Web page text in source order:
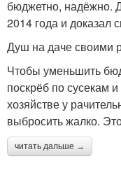
бюджетно, надёжно.
2014 года и доказал
Душ на даче своими
Чтобы уменьшить
поскрёб по сусекам
хозяйстве у
выбросить жалко.
читать дальше →